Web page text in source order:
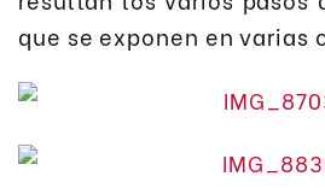
que se exponen en varias